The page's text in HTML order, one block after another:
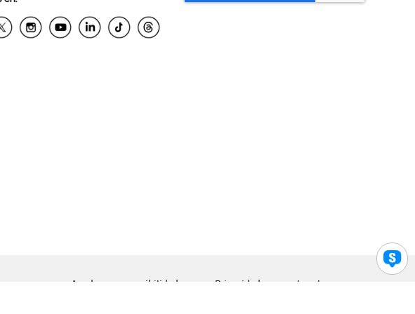
Ayuda para accesibilidad Privacidad Legal